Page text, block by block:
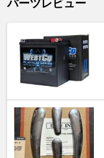
パーツレビュー